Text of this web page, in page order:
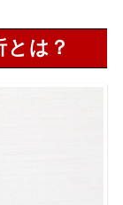
は？